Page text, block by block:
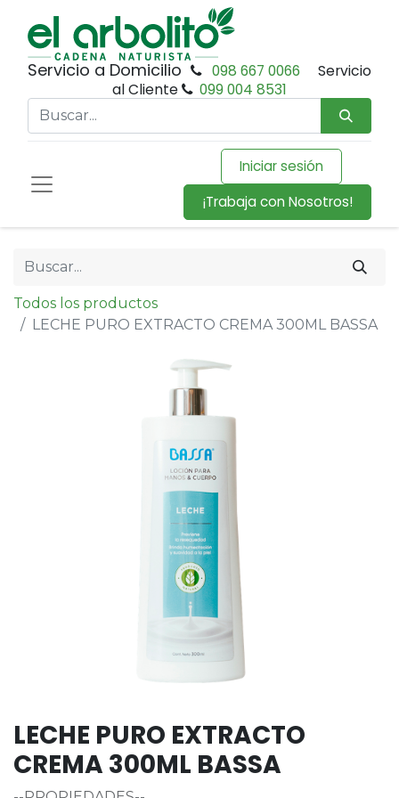
Servicio a Domicilio 098 667 0066
Servicio
al Cliente
099 004 8531
Iniciar sesión
¡Trabaja con Nosotros!
Todos los productos
LECHE PURO EXTRACTO CREMA 300ML BASSA
LECHE PURO EXTRACTO
CREMA 300ML BASSA